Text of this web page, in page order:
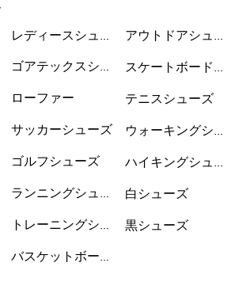
レディースシュー
ゴアテックスシュ
ローファー
サッカーシューズ
ゴルフシューズ
ランニングシュー
トレーニングシュ
バスケットボール
シューズ
アウトドアシュー
スケートボードシ
テニスシューズ
ウォーキングシュ
ハイキングシュー
白シューズ
黒シューズ